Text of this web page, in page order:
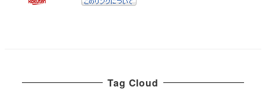
Tag Cloud